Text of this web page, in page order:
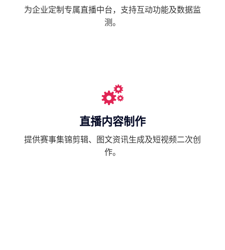
为企业定制专属直播中台，支持互动功能及数据监
测。
直播内容制作
提供赛事集锦剪辑、图文资讯生成及短视频二次创
作。